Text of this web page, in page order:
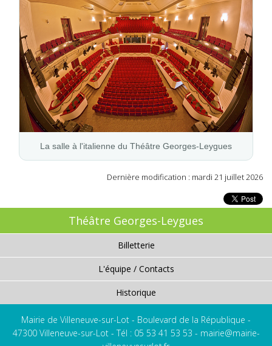
La salle à l'italienne du Théâtre Georges-Leygues
Dernière modification : mardi 21 juillet 2026
Théâtre Georges-Leygues
Billetterie
L'équipe / Contacts
Historique
Mairie de Villeneuve-sur-Lot - Boulevard de la République -
47300 Villeneuve-sur-Lot - Tél : 05 53 41 53 53 - mairie@mairie-